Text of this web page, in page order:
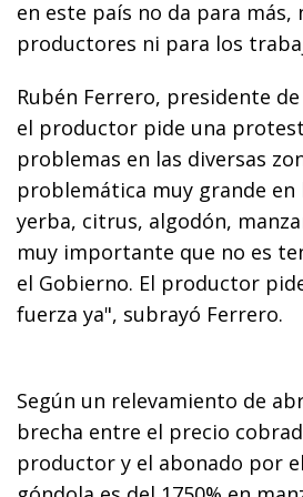
en este país no da para más,
productores ni para los
Rubén Ferrero, presidente de
el productor pide una
problemas en las diversas
problemática muy grande en
yerba, citrus, algodón,
muy importante que no es
el Gobierno. El productor
fuerza ya", subrayó Ferrero.
Según un relevamiento de
brecha entre el precio
productor y el abonado por